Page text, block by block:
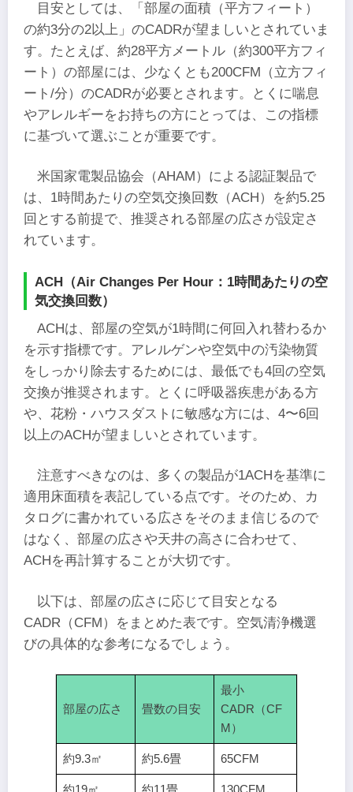
目安としては、「部屋の面積（平方フィート）
の約3分の2以上」のCADRが望ましいとされていま
す。たとえば、約28平方メートル（約300平方フィ
ート）の部屋には、少なくとも200CFM（立方フィ
ート/分）のCADRが必要とされます。とくに喘息
やアレルギーをお持ちの方にとっては、この指標
に基づいて選ぶことが重要です。
米国家電製品協会（AHAM）による認証製品で
は、1時間あたりの空気交換回数（ACH）を約5.25
回とする前提で、推奨される部屋の広さが設定さ
れています。
ACH（Air Changes Per Hour：1時間あたりの空
気交換回数）
ACHは、部屋の空気が1時間に何回入れ替わるか
を示す指標です。アレルゲンや空気中の汚染物質
をしっかり除去するためには、最低でも4回の空気
交換が推奨されます。とくに呼吸器疾患がある方
や、花粉・ハウスダストに敏感な方には、4〜6回
以上のACHが望ましいとされています。
注意すべきなのは、多くの製品が1ACHを基準に
適用床面積を表記している点です。そのため、カ
タログに書かれている広さをそのまま信じるので
はなく、部屋の広さや天井の高さに合わせて、
ACHを再計算することが大切です。
以下は、部屋の広さに応じて目安となる
CADR（CFM）をまとめた表です。空気清浄機選
びの具体的な参考になるでしょう。
部屋の広さ 畳数の目安
最小
CADR（CF
M）
約9.3㎡ 約5.6畳 65CFM
約19㎡ 約11畳 130CFM